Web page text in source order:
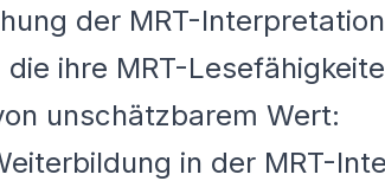
der MRT-Interpretation
ihre MRT-
unschätzbarem Wert:
in der MRT-